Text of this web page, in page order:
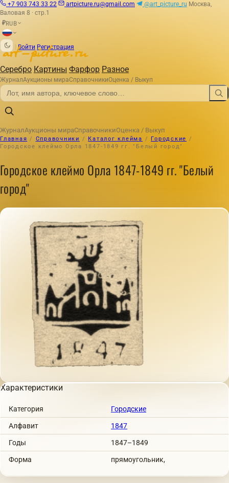
+7 903 743 33 22 artpicture.ru@gmail.com @art_picture_ru Москва,
Валовая 8 · стр.1
₽RUB
Войти Регистрация
Серебро Картины Фарфор Разное
ЖурналАукционы мираСправочникиОценка / Выкуп
ЖурналАукционы мираСправочникиОценка / Выкуп
Главная / Справочники / Каталог клейма / Городские /
Городское клеймо Орла 1847-1849 гг. "Белый город"
Городское клеймо Орла 1847-1849 гг. "Белый
город"
Характеристики
Категория Городские
Алфавит 1847
Годы 1847–1849
Форма прямоугольник,